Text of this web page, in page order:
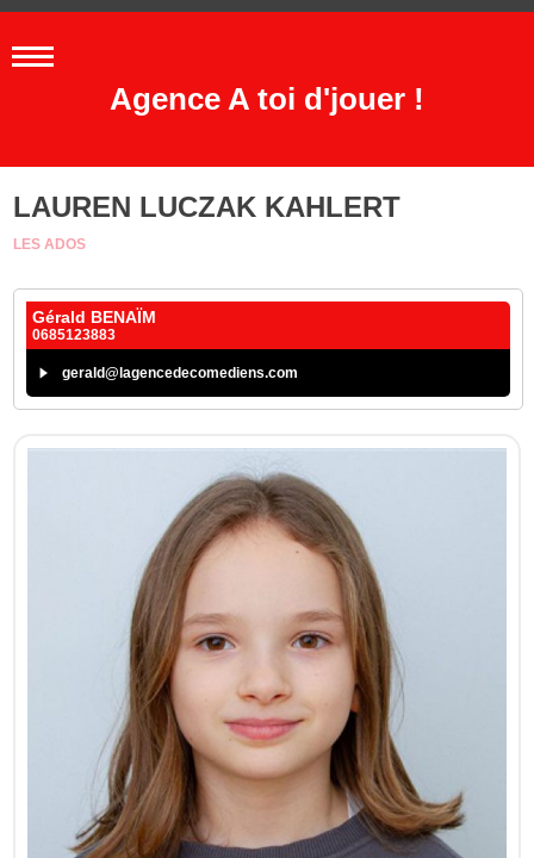
Agence A toi d'jouer !
LAUREN LUCZAK KAHLERT
LES ADOS
Gérald BENAÏM
0685123883
gerald@lagencedecomediens.com